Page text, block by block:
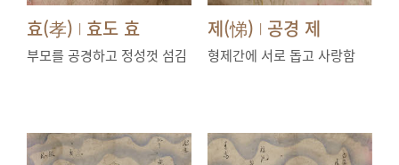
효(孝) | 효도 효
부모를 공경하고 정성껏 섬김
제(悌) | 공경 제
형제간에 서로 돕고 사랑함